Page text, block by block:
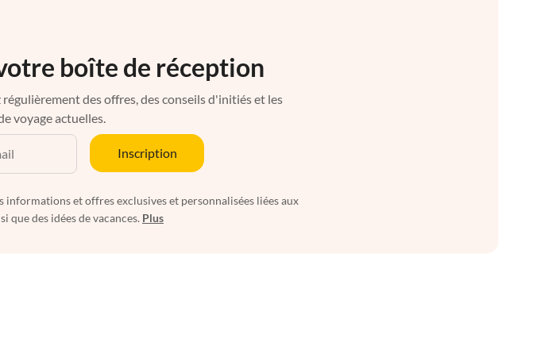
boîte de réception
des offres, des conseils d'initiés et les
voyage actuelles.
Inscription
et offres exclusives et personnalisées liées aux
que des idées de vacances. Plus